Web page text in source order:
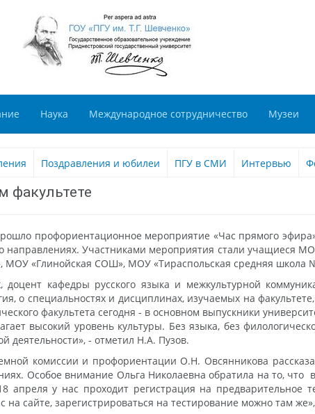
Наука Международное сотрудничество Музеи
Поздравления и юбилеи ПГУ в СМИ Интервью
факультете
профориентационное мероприятие «Час прямого
направлениях. Участниками мероприятия стали учащиеся
МОУ «Глинойская СОШ», МОУ «Тираспольская средняя школа
доцент кафедры русского языка и межкультурной
о специальностях и дисциплинах, изучаемых на
факультета сегодня - в основном выпускники
высокий уровень культуры. Без языка, без
деятельности», - отметил Н.А. Пузов.
комиссии и профориентации О.Н. Овсянникова
Особое внимание Ольга Николаевна обратила на то, что
апреля у нас проходит регистрация на предварительное
сайте, зарегистрироваться на тестирование можно там